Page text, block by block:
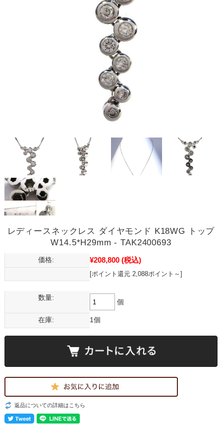
レディースネックレス ダイヤモンド K18WG トップ
W14.5*H29mm - TAK2400693
価格: ¥208,800 (税込)
[ポイント還元 2,088ポイント～]
数量:
個
在庫: 1個
返品についての詳細はこちら